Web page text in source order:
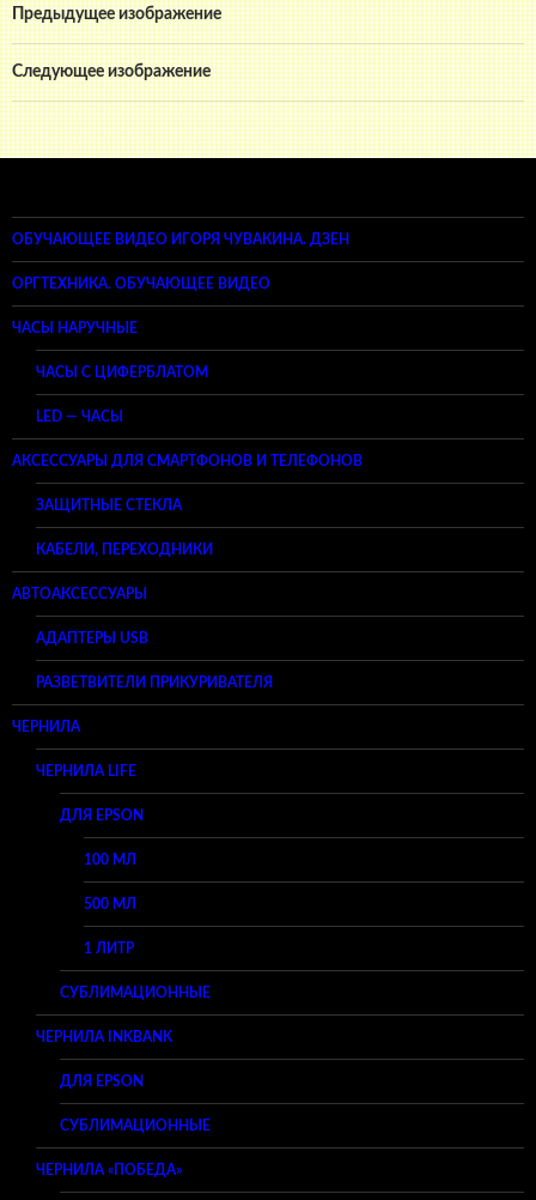
Предыдущее изображение
Следующее изображение
ОБУЧАЮЩЕЕ ВИДЕО ИГОРЯ ЧУВАКИНА. ДЗЕН
ОРГТЕХНИКА. ОБУЧАЮЩЕЕ ВИДЕО
ЧАСЫ НАРУЧНЫЕ
ЧАСЫ С ЦИФЕРБЛАТОМ
LED — ЧАСЫ
АКСЕССУАРЫ ДЛЯ СМАРТФОНОВ И ТЕЛЕФОНОВ
ЗАЩИТНЫЕ СТЕКЛА
КАБЕЛИ, ПЕРЕХОДНИКИ
АВТОАКСЕССУАРЫ
АДАПТЕРЫ USB
РАЗВЕТВИТЕЛИ ПРИКУРИВАТЕЛЯ
ЧЕРНИЛА
ЧЕРНИЛА LIFE
ДЛЯ EPSON
100 МЛ
500 МЛ
1 ЛИТР
СУБЛИМАЦИОННЫЕ
ЧЕРНИЛА INKBANK
ДЛЯ EPSON
СУБЛИМАЦИОННЫЕ
ЧЕРНИЛА «ПОБЕДА»